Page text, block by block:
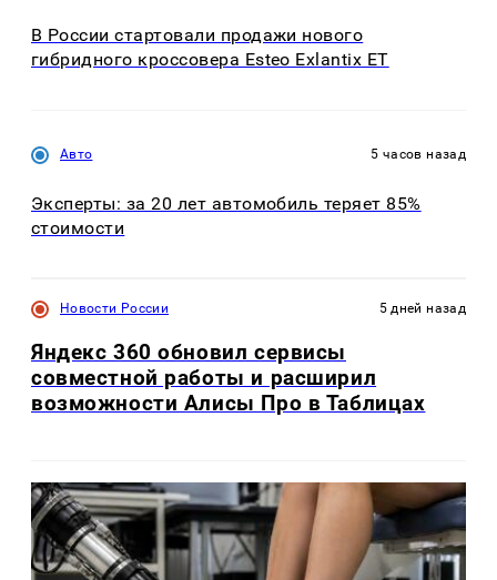
В России стартовали продажи нового
гибридного кроссовера Esteo Exlantix ET
Авто 5 часов назад
Эксперты: за 20 лет автомобиль теряет 85%
стоимости
Новости России 5 дней назад
Яндекс 360 обновил сервисы
совместной работы и расширил
возможности Алисы Про в Таблицах